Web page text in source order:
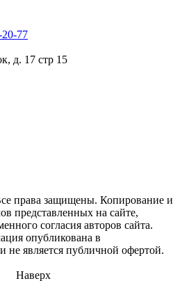
77
д. 17 стр 15
права защищены. Копирование и
представленных на сайте,
согласия авторов сайта.
опубликована в
не является публичной офертой.
Наверх